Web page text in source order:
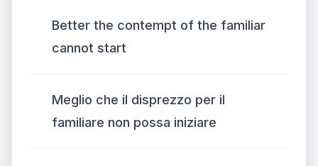
Better the contempt of the familiar
cannot start
Meglio che il disprezzo per il
familiare non possa iniziare